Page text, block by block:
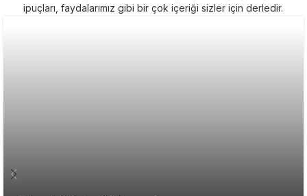
ipuçları, faydalarımız gibi bir çok içeriği sizler için derledir.